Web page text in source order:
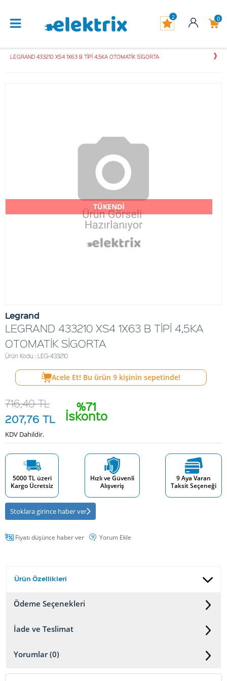
0
2
LEGRAND 433210 XS4 1X63 B TİPİ 4,5KA OTOMATİK SİGORTA
TÜKENDİ
Legrand
LEGRAND 433210 XS4 1X63 B TİPİ 4,5KA
OTOMATİK SİGORTA
Ürün Kodu : LEG-433210
Acele Et! Bu ürün 9 kişinin sepetinde!
%71
İskonto
716,40TL
207,76 TL
KDV Dahildir.
5000 TL üzeri
Kargo Ücretsiz
Hızlı ve Güvenli
Alışveriş
9 Aya Varan
Taksit Seçeneği
Stoklara girince haber ver
Fiyatı düşünce haber ver Yorum Ekle
Ürün Özellikleri
Ödeme Seçenekleri
İade ve Teslimat
Yorumlar (0)